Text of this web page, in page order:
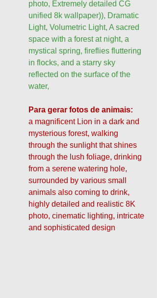
photo, Extremely detailed CG
unified 8k wallpaper)), Dramatic
Light, Volumetric Light, A sacred
space with a forest at night, a
mystical spring, fireflies fluttering
in flocks, and a starry sky
reflected on the surface of the
water,
Para gerar fotos de animais:
a magnificent Lion in a dark and
mysterious forest, walking
through the sunlight that shines
through the lush foliage, drinking
from a serene watering hole,
surrounded by various small
animals also coming to drink,
highly detailed and realistic 8K
photo, cinematic lighting, intricate
and sophisticated design